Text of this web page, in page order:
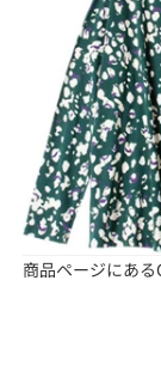
商品ページにあ